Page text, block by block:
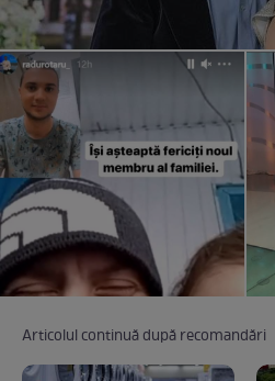
Articolul continuă după recomandări